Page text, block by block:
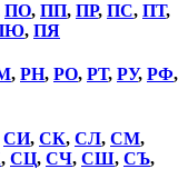
ПО, ПП, ПР, ПС, ПТ,
, ПЯ
, РН, РО, РТ, РУ, РФ,
СИ, СК, СЛ, СМ,
, СЦ, СЧ, СШ, СЪ,